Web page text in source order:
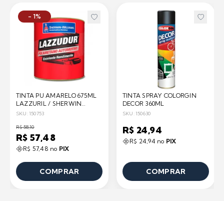
TINTA PU AMARELO 675ML
LAZZURIL / SHERWIN
WILLIAMS
SKU: 150753
R$ 58,10
R$ 57,48
R$ 57,48 no PIX
- 1%
COMPRAR
TINTA SPRAY COLORGIN
DECOR 360ML
SKU: 150630
R$ 24,94
R$ 24,94 no PIX
COMPRAR